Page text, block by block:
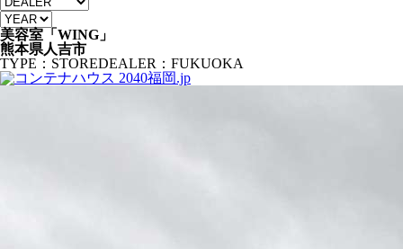
美容室「WING」
熊本県人吉市
TYPE：STOREDEALER：FUKUOKA